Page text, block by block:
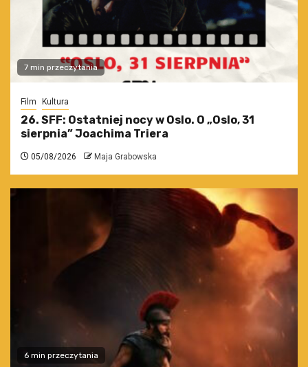
7 min przeczytania
Film Kultura
26. SFF: Ostatniej nocy w Oslo. O „Oslo, 31
sierpnia” Joachima Triera
05/08/2026 Maja Grabowska
6 min przeczytania